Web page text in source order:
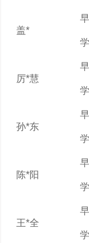
盖*
学
厉*慧
学
孙*东
学
陈*阳
学
王*全
学